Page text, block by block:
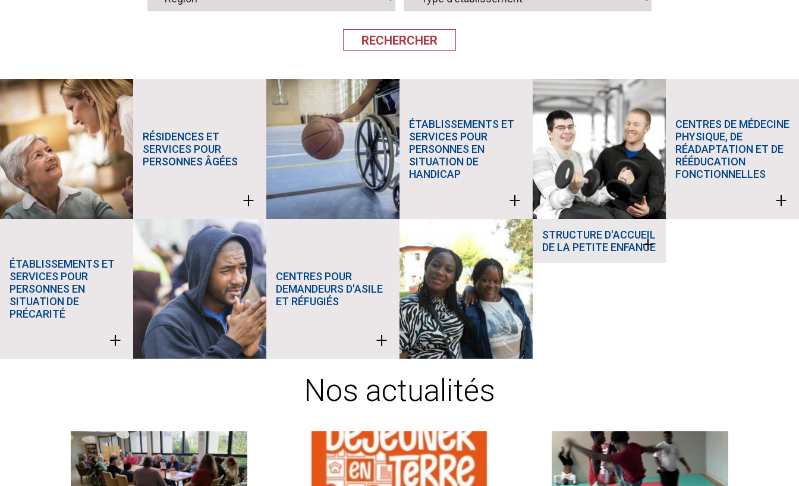
PreviousSuivant
RÉSIDENCES ET
SERVICES POUR
PERSONNES ÂGÉES
+
ÉTABLISSEMENTS ET
SERVICES POUR
PERSONNES EN
SITUATION DE
HANDICAP
+
CENTRES DE MÉDECINE
PHYSIQUE, DE
RÉADAPTATION ET DE
RÉÉDUCATION
FONCTIONNELLES
+
ÉTABLISSEMENTS ET
SERVICES POUR
PERSONNES EN
SITUATION DE
PRÉCARITÉ
+
CENTRES POUR
DEMANDEURS D'ASILE
ET RÉFUGIÉS
+
STRUCTURE D'ACCUEIL
DE LA PETITE ENFANCE
+
Nos actualités